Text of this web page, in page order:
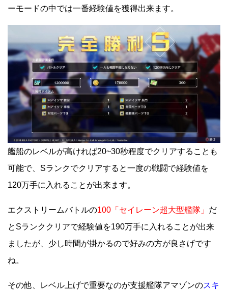
ーモードの中では一番経験値を獲得出来ます。
艦船のレベルが高ければ20~30秒程度でクリアすることも
可能で、Sランクでクリアすると一度の戦闘で経験値を
120万手に入れることが出来ます。
エクストリームバトルの100「セイレーン超大型艦隊」 だ
とSランククリアで経験値を190万手に入れることが出来
ましたが、少し時間が掛かるので好みの方が良さげです
ね。
その他、レベル上げで重要なのが支援艦隊アマゾンのスキ